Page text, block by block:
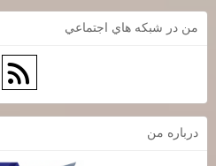
من در شبكه هاي اجتماعي
درباره من